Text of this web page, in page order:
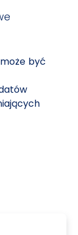
być